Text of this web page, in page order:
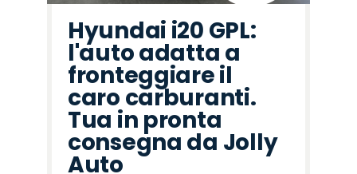
Hyundai i20 GPL:
l'auto adatta a
fronteggiare il
caro carburanti.
Tua in pronta
consegna da Jolly
Auto